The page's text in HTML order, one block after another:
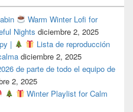
Warm Winter Lofi for
Nights diciembre 2, 2025
|
Lista de reproducción
diciembre 2, 2025
de parte de todo el equipo de
2, 2025
Winter Playlist for Calm